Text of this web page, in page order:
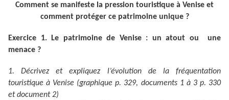
Comment se manifeste la pression touristique à Venise et
comment protéger ce patrimoine unique ?
Exercice 1. Le patrimoine de Venise : un atout ou une
menace ?
1. Décrivez et expliquez l’évolution de la fréquentation
touristique à Venise (graphique p. 329, documents 1 à 3 p. 330
et document 2)